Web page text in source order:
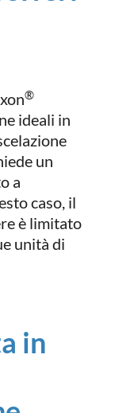
®
ideali in
un
a
caso, il
è limitato
unità di
in